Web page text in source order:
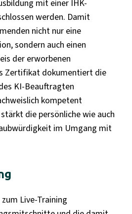
mit einer IHK-
werden. Damit
nicht nur eine
sondern auch einen
der erworbenen
Zertifikat dokumentiert die
KI-Beauftragten
kompetent
die persönliche wie auch
im Umgang mit
Live-Training